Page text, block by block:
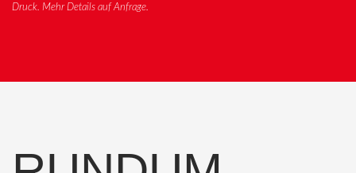
Druck. Mehr Details auf Anfrage.